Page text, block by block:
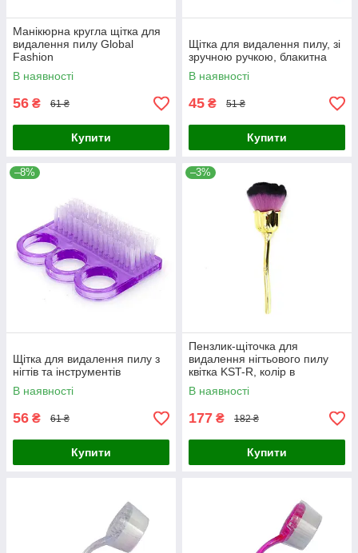
Манікюрна кругла щітка для
видалення пилу Global
Fashion
В наявності
56 ₴ 61 ₴
Купити
Щітка для видалення пилу, зі
зручною ручкою, блакитна
В наявності
45 ₴ 51 ₴
Купити
–8%
Щітка для видалення пилу з
нігтів та інструментів
В наявності
56 ₴ 61 ₴
Купити
–3%
Пензлик-щіточка для
видалення нігтьового пилу
квітка KST-R, колір в
асортименті
В наявності
177 ₴ 182 ₴
Купити